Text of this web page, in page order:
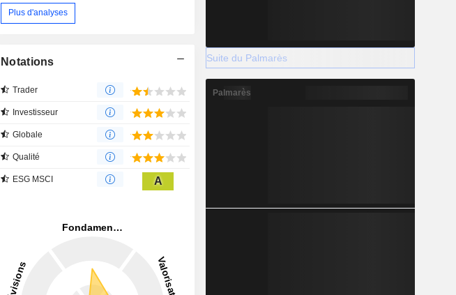
Plus d'analyses
Notations
Trader
Investisseur
Globale
Qualité
ESG MSCI A
Suite du Palmarès
Palmarès